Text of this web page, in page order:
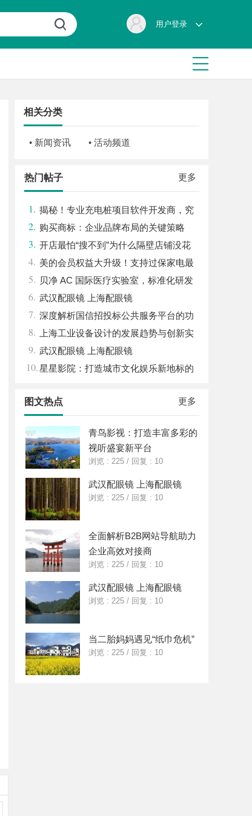
用户登录
相关分类
• 新闻资讯 • 活动频道
更多
热门帖子
1. 揭秘！专业充电桩项目软件开发商，究
竟藏着哪些行业秘诀？
2. 购买商标：企业品牌布局的关键策略
3. 开店最怕“搜不到”为什么隔壁店铺没花
钱，ai却天天给他免费派单？
4. 美的会员权益大升级！支持过保家电最
高3000元免费维修
5. 贝净 AC 国际医疗实验室，标准化研发
体系全解析
6. 武汉配眼镜 上海配眼镜
7. 深度解析国信招投标公共服务平台的功
能与优势
8.
上海工业设备设计的发展趋势与创新实
践探索
9. 武汉配眼镜 上海配眼镜
10.星星影院：打造城市文化娱乐新地标的
更多
图文热点
青鸟影视：打造丰富多彩的
视听盛宴新平台
浏览 : 225 / 回复 : 10
武汉配眼镜 上海配眼镜
浏览 : 225 / 回复 : 10
全面解析B2B网站导航助力
企业高效对接商
浏览 : 225 / 回复 : 10
武汉配眼镜 上海配眼镜
浏览 : 225 / 回复 : 10
当二胎妈妈遇见“纸巾危机”
浏览 : 225 / 回复 : 10